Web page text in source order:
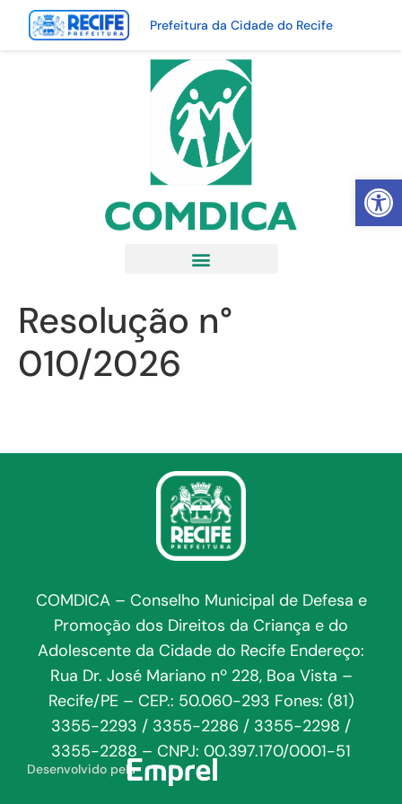
Abrir
Prefeitura da Cidade do Recife
Resolução n°
010/2026
COMDICA – Conselho Municipal de Defesa e
Promoção dos Direitos da Criança e do
Adolescente da Cidade do Recife Endereço:
Rua Dr. José Mariano nº 228, Boa Vista –
Recife/PE – CEP.: 50.060-293 Fones: (81)
3355-2293 / 3355-2286 / 3355-2298 /
3355-2288 – CNPJ: 00.397.170/0001-51
Desenvolvido pela